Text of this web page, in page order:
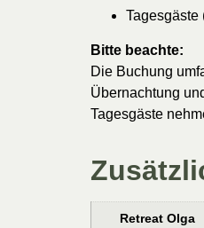
Tagesgäste
Bitte beachte:
Die Buchung
Übernachtung
Tagesgäste
Retreat Olga